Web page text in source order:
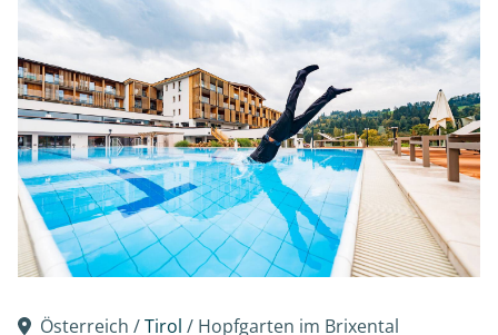
Österreich /Tirol / Hopfgarten im Brixental